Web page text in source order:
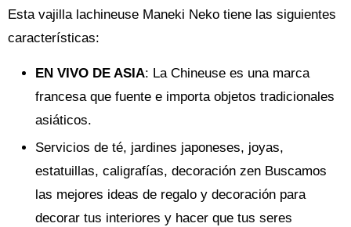
Esta vajilla lachineuse Maneki Neko tiene las siguientes
características:
EN VIVO DE ASIA: La Chineuse es una marca
francesa que fuente e importa objetos tradicionales
asiáticos.
Servicios de té, jardines japoneses, joyas,
estatuillas, caligrafías, decoración zen Buscamos
las mejores ideas de regalo y decoración para
decorar tus interiores y hacer que tus seres